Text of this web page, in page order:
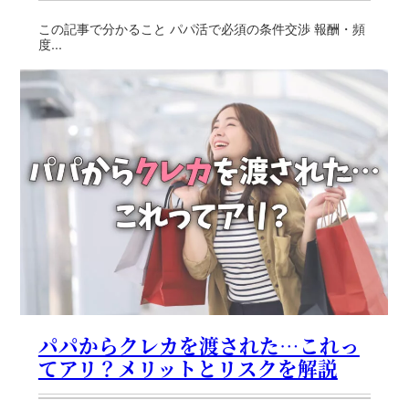
この記事で分かること パパ活で必須の条件交渉 報酬・頻
度...
パパからクレカを渡された…これっ
てアリ？メリットとリスクを解説